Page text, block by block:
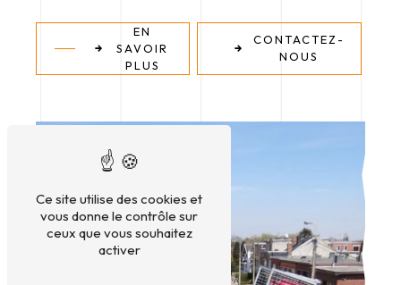
EN
SAVOIR
PLUS
CONTACTEZ-
NOUS
Ce site utilise des cookies et
vous donne le contrôle sur
ceux que vous souhaitez
activer